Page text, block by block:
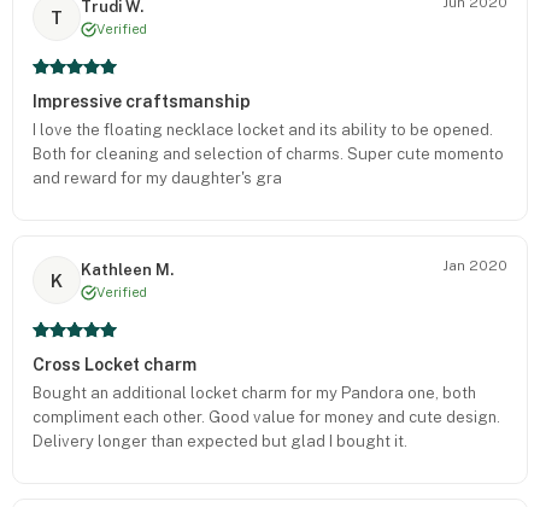
T
Trudi W.
Verified
Impressive craftsmanship
I love the floating necklace locket and its ability to be opened.
Both for cleaning and selection of charms. Super cute momento
and reward for my daughter's gra
K
Kathleen M.
Verified
Jan 2020
Cross Locket charm
Bought an additional locket charm for my Pandora one, both
compliment each other. Good value for money and cute design.
Delivery longer than expected but glad I bought it.